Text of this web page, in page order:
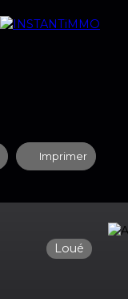
Imprimer
Loué